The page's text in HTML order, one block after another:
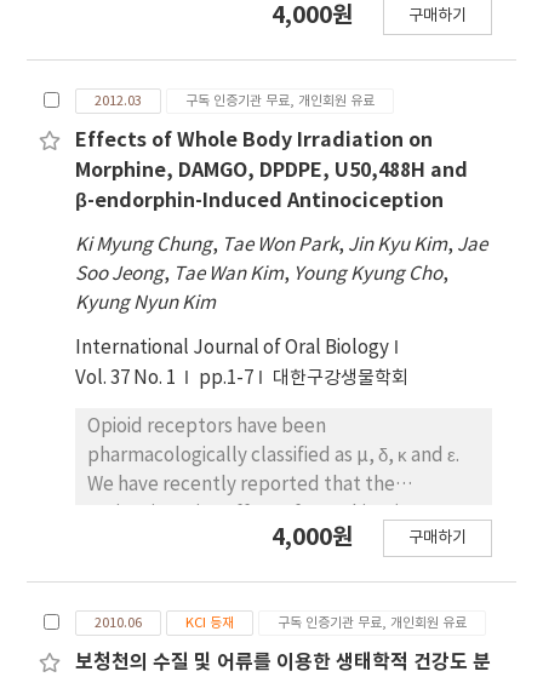
attenuating cell cytotoxicityand oxidative
radiation was used to createhighly porous
interconnectedopen pores for use in tissue
engineering. The microstructure of the CG
foam was controlled byvarying the irradiation
dose and quenching temperature with pore
hundred microns. Tensile strength and
Gurley value of the CG foam were influenced
byirradiation dose. These radiation induced
CG foams are promising scaffolds for tissue
engineering.
4,000원 구매하기
2012.03 구독 인증기관 무료, 개인회원 유료
Effects of Whole Body Irradiation on
Morphine, DAMGO, DPDPE, U50,488H and
β-endorphin-Induced Antinociception
Ki Myung Chung, Tae Won Park, Jin Kyu Kim, Jae
Soo Jeong, Tae Wan Kim, Young Kyung Cho,
Kyung Nyun Kim
International Journal of Oral Biology
Vol. 37 No. 1
pp.1-7 대한구강생물학회
Opioid receptors have been
pharmacologically classified as µ, δ, κ and ε.
We have recently reported that the
opioid receptor agonist), but not that of β-
irradiation (WBI). It is unclear at present
whether WBI has differential effects on the
4,000원 구매하기
2010.06 KCI 등재 구독 인증기관 무료, 개인회원 유료
보청천의 수질 및 어류를 이용한 생태학적 건강도 분